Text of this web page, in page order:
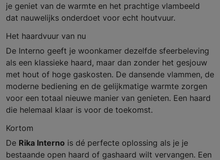
je geniet van de warmte en het prachtige vlambeeld
dat nauwelijks onderdoet voor echt houtvuur.
Het haardvuur van nu
De Interno geeft je woonkamer dezelfde sfeerbeleving
als een klassieke haard, maar dan zonder het gesjouw
met hout of hoge gaskosten. De dansende vlammen, de
moderne bediening en de gelijkmatige warmte zorgen
voor een totaal nieuwe manier van genieten. Een haard
die helemaal klaar is voor de toekomst.
Kortom
De Rika Interno is dé perfecte oplossing als je je
bestaande open haard of gashaard wilt vervangen. Een